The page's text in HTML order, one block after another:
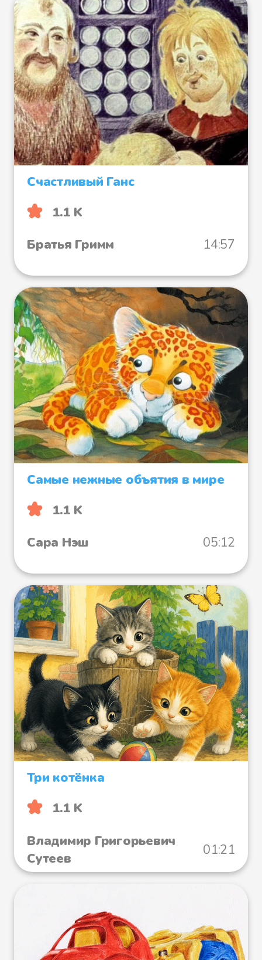
Счастливый Ганс
1.1 K
Братья Гримм
14:57
Самые нежные объятия в мире
1.1 K
Сара Нэш
05:12
Три котёнка
1.1 K
Владимир Григорьевич
Сутеев
01:21